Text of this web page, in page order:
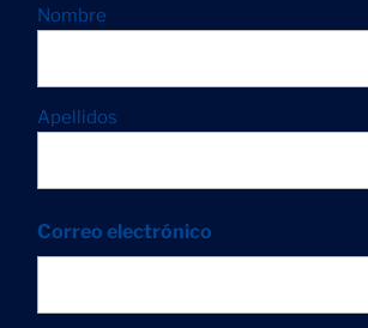
Nombre
Apellidos
Correo electrónico